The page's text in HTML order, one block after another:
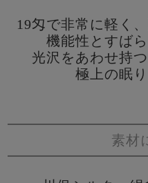
19匁で非常に軽く
機能性とすば
光沢をあわせ持
極上の眠
素材